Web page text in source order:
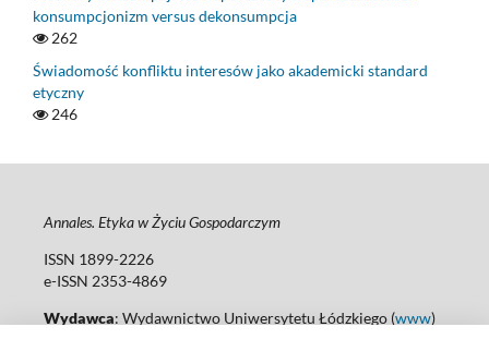
konsumpcjonizm versus dekonsumpcja
262
Świadomość konfliktu interesów jako akademicki standard
etyczny
246
Annales. Etyka w Życiu Gospodarczym
ISSN 1899-2226
e-ISSN 2353-4869
Wydawca: Wydawnictwo Uniwersytetu Łódzkiego (www)